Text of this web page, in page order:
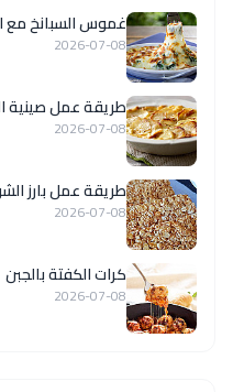
غموس السبانخ
2026-07-08
طريقة عمل صينية
2026-07-08
طريقة عمل بارز
2026-07-08
كرات الكفتة بالجبن
2026-07-08